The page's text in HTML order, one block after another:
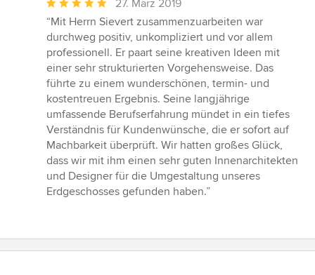
Bewertung:
5
von
5
Sternen
27. März 2019
“Mit Herrn Sievert zusammenzuarbeiten war
durchweg positiv, unkompliziert und vor allem
professionell. Er paart seine kreativen Ideen mit
einer sehr strukturierten Vorgehensweise. Das
führte zu einem wunderschönen, termin- und
kostentreuen Ergebnis. Seine langjährige
umfassende Berufserfahrung mündet in ein tiefes
Verständnis für Kundenwünsche, die er sofort auf
Machbarkeit überprüft. Wir hatten großes Glück,
dass wir mit ihm einen sehr guten Innenarchitekten
und Designer für die Umgestaltung unseres
Erdgeschosses gefunden haben.”